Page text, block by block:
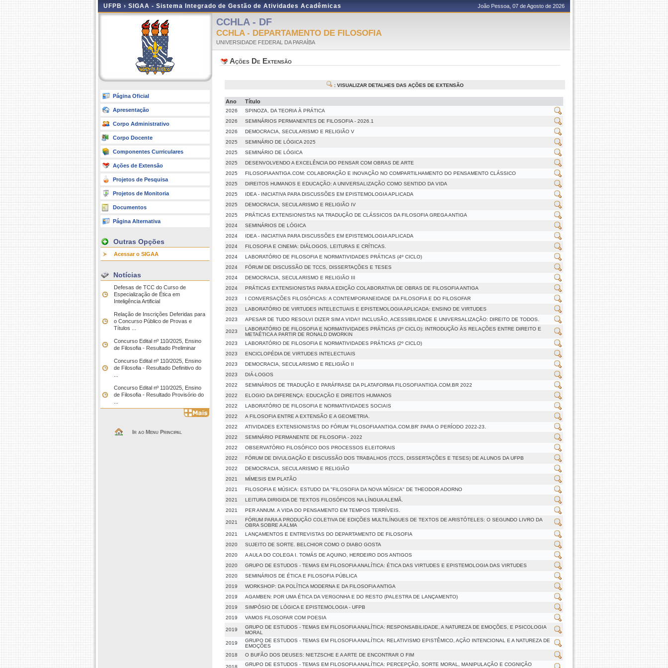
UFPB › SIGAA - Sistema Integrado de Gestão de Atividades Acadêmicas João Pessoa, 07 de Agosto de 2026
Página Oficial
Apresentação
Corpo Administrativo
Corpo Docente
Componentes Curriculares
Ações de Extensão
Projetos de Pesquisa
Projetos de Monitoria
Documentos
Página Alternativa
Outras Opções
Acessar o SIGAA
Notícias
Defesas de TCC do Curso de
Especialização de Ética em
Inteligência Artificial
Relação de Inscrições Deferidas para
o Concurso Público de Provas e
Títulos ...
Concurso Edital nº 110/2025, Ensino
de Filosofia - Resultado Preliminar
Concurso Edital nº 110/2025, Ensino
de Filosofia - Resultado Definitivo do
Concurso Edital nº 110/2025, Ensino
de Filosofia - Resultado Provisório do
Ir ao Menu Principal
CCHLA - DF
CCHLA - DEPARTAMENTO DE FILOSOFIA
UNIVERSIDADE FEDERAL DA PARAÍBA
Ações De Extensão
: VISUALIZAR DETALHES DAS AÇÕES DE EXTENSÃO
Ano Título
2026
SPINOZA, DA TEORIA À PRÁTICA
2026
SEMINÁRIOS PERMANENTES DE FILOSOFIA - 2026.1
2026
DEMOCRACIA, SECULARISMO E RELIGIÃO V
2025
SEMINÁRIO DE LÓGICA 2025
2025
SEMINÁRIO DE LÓGICA
2025
DESENVOLVENDO A EXCELÊNCIA DO PENSAR COM OBRAS DE ARTE
2025
FILOSOFIAANTIGA.COM: COLABORAÇÃO E INOVAÇÃO NO COMPARTILHAMENTO DO PENSAMENTO CLÁSSICO
2025
DIREITOS HUMANOS E EDUCAÇÃO: A UNIVERSALIZAÇÃO COMO SENTIDO DA VIDA
2025
IDEA - INICIATIVA PARA DISCUSSÕES EM EPISTEMOLOGIA APLICADA
2025
DEMOCRACIA, SECULARISMO E RELIGIÃO IV
2025
PRÁTICAS EXTENSIONISTAS NA TRADUÇÃO DE CLÁSSICOS DA FILOSOFIA GREGA ANTIGA
2024
SEMINÁRIOS DE LÓGICA
2024
IDEA - INICIATIVA PARA DISCUSSÕES EM EPISTEMOLOGIA APLICADA
2024
FILOSOFIA E CINEMA: DIÁLOGOS, LEITURAS E CRÍTICAS.
2024
LABORATÓRIO DE FILOSOFIA E NORMATIVIDADES PRÁTICAS (4º CICLO)
2024
FÓRUM DE DISCUSSÃO DE TCCS, DISSERTAÇÕES E TESES
2024
DEMOCRACIA, SECULARISMO E RELIGIÃO III
2024
PRÁTICAS EXTENSIONISTAS PARA A EDIÇÃO COLABORATIVA DE OBRAS DE FILOSOFIA ANTIGA
2023
I CONVERSAÇÕES FILOSÓFICAS: A CONTEMPORANEIDADE DA FILOSOFIA E DO FILOSOFAR
2023
LABORATÓRIO DE VIRTUDES INTELECTUAIS E EPISTEMOLOGIA APLICADA: ENSINO DE VIRTUDES
2023
APESAR DE TUDO RESOLVI DIZER SIM A VIDA!! INCLUSÃO, ACESSIBILIDADE E UNIVERSALIZAÇÃO: DIREITO DE TODOS.
2023
LABORATÓRIO DE FILOSOFIA E NORMATIVIDADES PRÁTICAS (3º CICLO): INTRODUÇÃO ÀS RELAÇÕES ENTRE DIREITO E
METAÉTICA A PARTIR DE RONALD DWORKIN
2023
LABORATÓRIO DE FILOSOFIA E NORMATIVIDADES PRÁTICAS (2º CICLO)
2023
ENCICLOPÉDIA DE VIRTUDES INTELECTUAIS
2023
DEMOCRACIA, SECULARISMO E RELIGIÃO II
2023
DIÁ-LOGOS
2022
SEMINÁRIOS DE TRADUÇÃO E PARÁFRASE DA PLATAFORMA FILOSOFIANTIGA.COM.BR 2022
2022
ELOGIO DA DIFERENÇA: EDUCAÇÃO E DIREITOS HUMANOS
2022
LABORATÓRIO DE FILOSOFIA E NORMATIVIDADES SOCIAIS
2022
A FILOSOFIA ENTRE A EXTENSÃO E A GEOMETRIA.
2022
ATIVIDADES EXTENSIONISTAS DO FÓRUM 'FILOSOFIAANTIGA.COM.BR' PARA O PERÍODO 2022-23.
2022
SEMINÁRIO PERMANENTE DE FILOSOFIA - 2022
2022
OBSERVATÓRIO FILOSÓFICO DOS PROCESSOS ELEITORAIS
2022
FÓRUM DE DIVULGAÇÃO E DISCUSSÃO DOS TRABALHOS (TCCS, DISSERTAÇÕES E TESES) DE ALUNOS DA UFPB
2022
DEMOCRACIA, SECULARISMO E RELIGIÃO
2021
MÍMESIS EM PLATÃO
2021
FILOSOFIA E MÚSICA: ESTUDO DA "FILOSOFIA DA NOVA MÚSICA" DE THEODOR ADORNO
2021
LEITURA DIRIGIDA DE TEXTOS FILOSÓFICOS NA LÍNGUA ALEMÃ.
2021
PER ANNUM. A VIDA DO PENSAMENTO EM TEMPOS TERRÍVEIS.
2021
FÓRUM PARA A PRODUÇÃO COLETIVA DE EDIÇÕES MULTILÍNGUES DE TEXTOS DE ARISTÓTELES: O SEGUNDO LIVRO DA
OBRA SOBRE A ALMA
2021
LANÇAMENTOS E ENTREVISTAS DO DEPARTAMENTO DE FILOSOFIA
2020
SUJEITO DE SORTE. BELCHIOR COMO O DIABO GOSTA
2020
A AULA DO COLEGA I. TOMÁS DE AQUINO, HERDEIRO DOS ANTIGOS
2020
GRUPO DE ESTUDOS - TEMAS EM FILOSOFIA ANALÍTICA: ÉTICA DAS VIRTUDES E EPISTEMOLOGIA DAS VIRTUDES
2020
SEMINÁRIOS DE ÉTICA E FILOSOFIA PÚBLICA
2019
WORKSHOP: DA POLÍTICA MODERNA E DA FILOSOFIA ANTIGA
2019
AGAMBEN: POR UMA ÉTICA DA VERGONHA E DO RESTO (PALESTRA DE LANÇAMENTO)
2019
SIMPÓSIO DE LÓGICA E EPISTEMOLOGIA - UFPB
2019
VAMOS FILOSOFAR COM POESIA
2019
GRUPO DE ESTUDOS - TEMAS EM FILOSOFIA ANALÍTICA: RESPONSABILIDADE, A NATUREZA DE EMOÇÕES, E PSICOLOGIA
MORAL
2019
GRUPO DE ESTUDOS - TEMAS EM FILOSOFIA ANALÍTICA: RELATIVISMO EPISTÊMICO, AÇÃO INTENCIONAL E A NATUREZA DE
EMOÇÕES
2018
O BUFÃO DOS DEUSES: NIETZSCHE E A ARTE DE ENCONTRAR O FIM
2018
GRUPO DE ESTUDOS - TEMAS EM FILOSOFIA ANALÍTICA: PERCEPÇÃO, SORTE MORAL, MANIPULAÇÃO E COGNIÇÃO